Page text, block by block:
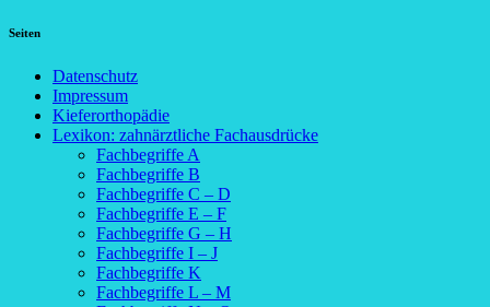
Seiten
Datenschutz
Impressum
Kieferorthopädie
Lexikon: zahnärztliche Fachausdrücke
Fachbegriffe A
Fachbegriffe B
Fachbegriffe C – D
Fachbegriffe E – F
Fachbegriffe G – H
Fachbegriffe I – J
Fachbegriffe K
Fachbegriffe L – M